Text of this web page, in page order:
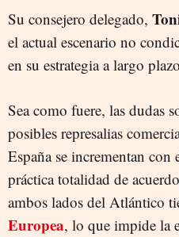
Su consejero delegado,
el actual escenario no
en su estrategia a largo
Sea como fuere, las dudas
posibles represalias
España se incrementan
práctica totalidad de
ambos lados del Atlántico
Europea, lo que impide la